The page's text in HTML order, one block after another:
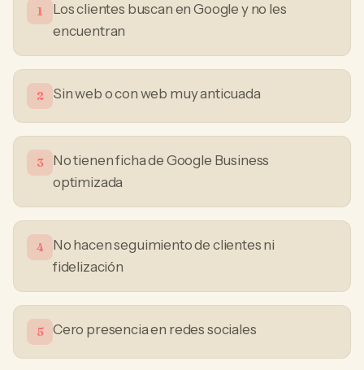
1
Los clientes buscan en Google y no les
encuentran
2 Sin web o con web muy anticuada
3
No tienen ficha de Google Business
optimizada
4
No hacen seguimiento de clientes ni
fidelización
5 Cero presencia en redes sociales